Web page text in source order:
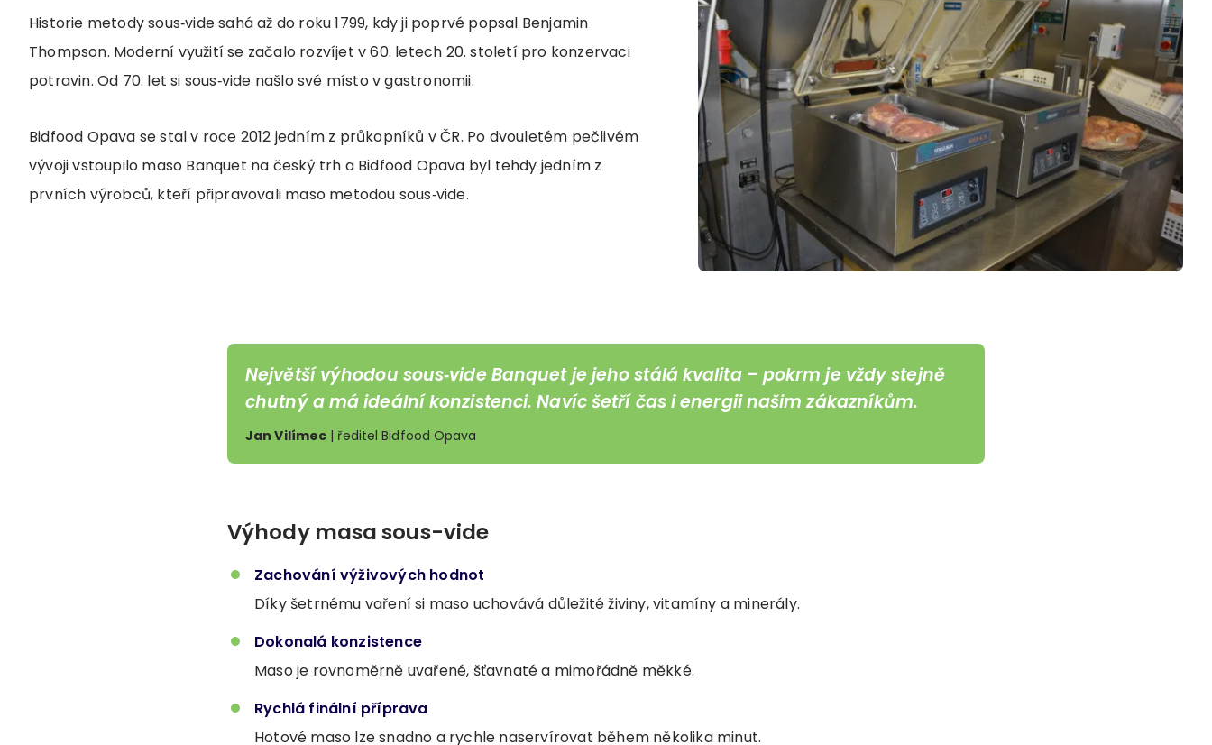
Historie metody sous‑vide sahá až do roku 1799, kdy ji poprvé popsal Benjamin
Thompson. Moderní využití se začalo rozvíjet v 60. letech 20. století pro konzervaci
potravin. Od 70. let si sous‑vide našlo své místo v gastronomii.
Bidfood Opava se stal v roce 2012 jedním z průkopníků v ČR. Po dvouletém pečlivém
vývoji vstoupilo maso Banquet na český trh a Bidfood Opava byl tehdy jedním z
prvních výrobců, kteří připravovali maso metodou sous‑vide.
Největší výhodou sous‑vide Banquet je jeho stálá kvalita – pokrm je vždy stejně
chutný a má ideální konzistenci. Navíc šetří čas i energii našim zákazníkům.
Jan Vilímec | ředitel Bidfood Opava
Výhody masa sous-vide
Zachování výživových hodnot
Díky šetrnému vaření si maso uchovává důležité živiny, vitamíny a minerály.
Dokonalá konzistence
Maso je rovnoměrně uvařené, šťavnaté a mimořádně měkké.
Rychlá finální příprava
Hotové maso lze snadno a rychle naservírovat během několika minut.